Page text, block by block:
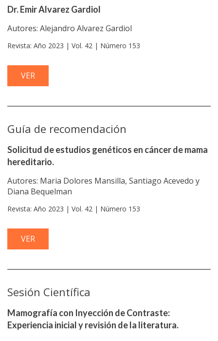
Dr. Emir Alvarez Gardiol
Autores: Alejandro Alvarez Gardiol
Revista: Año 2023 | Vol. 42 | Número 153
VER
Guía de recomendación
Solicitud de estudios genéticos en cáncer de mama
hereditario.
Autores: Maria Dolores Mansilla, Santiago Acevedo y
Diana Bequelman
Revista: Año 2023 | Vol. 42 | Número 153
VER
Sesión Científica
Mamografía con Inyección de Contraste:
Experiencia inicial y revisión de la literatura.